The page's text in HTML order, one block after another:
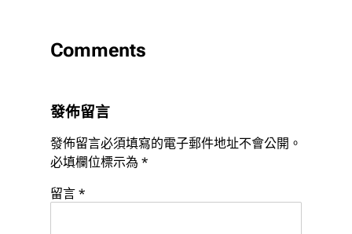
Comments
發佈留言
發佈留言必須填寫的電子郵件地址不會公開。
必填欄位標示為 *
留言 *